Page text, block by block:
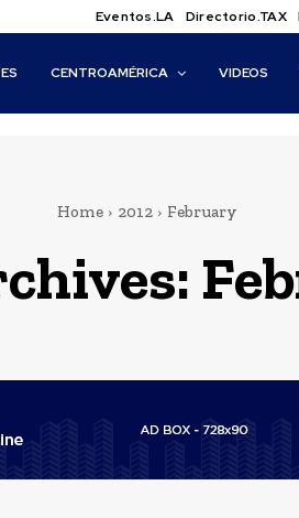
Eventos.LA Directorio.TAX
CENTROAMÉRICA VIDEOS
Home 2012 February